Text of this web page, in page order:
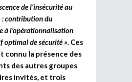
de l’insécurité au
: contribution du
à l’opérationnalisation
optimal de sécurité » . Ces
connu la présence des
des autres groupes
invités, et trois